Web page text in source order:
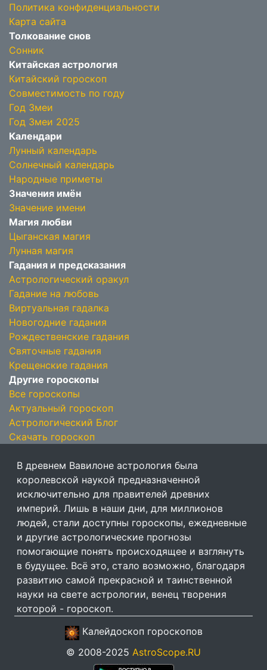
Политика конфиденциальности
Карта сайта
Толкование снов
Сонник
Китайская астрология
Китайский гороскоп
Совместимость по году
Год Змеи
Год Змеи 2025
Календари
Лунный календарь
Солнечный календарь
Народные приметы
Значения имён
Значение имени
Магия любви
Цыганская магия
Лунная магия
Гадания и предсказания
Астрологический оракул
Гадание на любовь
Виртуальная гадалка
Новогодние гадания
Рождественские гадания
Святочные гадания
Крещенские гадания
Другие гороскопы
Все гороскопы
Актуальный гороскоп
Астрологический Блог
Скачать гороскоп
В древнем Вавилоне астрология была
королевской наукой предназначенной
исключительно для правителей древних
империй. Лишь в наши дни, для миллионов
людей, стали доступны гороскопы, ежедневные
и другие астрологические прогнозы
помогающие понять происходящее и взглянуть
в будущее. Всё это, стало возможно, благодаря
развитию самой прекрасной и таинственной
науки на свете астрологии, венец творения
которой - гороскоп.
Калейдоскоп гороскопов
© 2008-2025 AstroScope.RU